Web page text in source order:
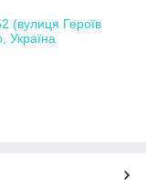
(вулиця Героїв
Україна